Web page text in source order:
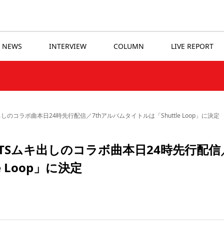
NEWS INTERVIEW COLUMN LIVE REPORT
のコラボ曲本日24時先行配信／7thアルバムタイトルは「Shuttle Loop」に決定
ムキ出しのコラボ曲本日24時先行配信
」に決定